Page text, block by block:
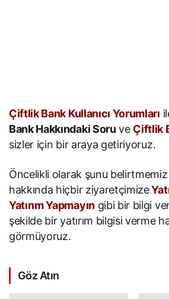
Çiftlik Bank Kullanıcı Yorumları
Bank Hakkındaki Soru ve Çiftlik
sizler için bir araya getiriyoruz.
Öncelikli olarak şunu
hakkında hiçbir ziyaretçimize
Yatırım Yapmayıngibi bir bilgi
şekilde bir yatırım bilgisi verme
görmüyoruz.
Göz Atın